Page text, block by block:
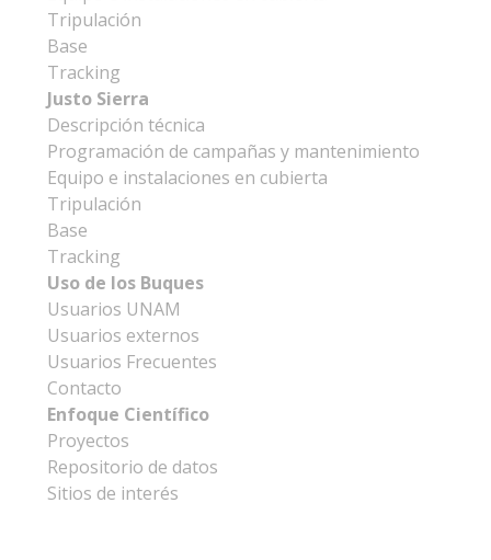
Tripulación
Base
Tracking
Justo Sierra
Descripción técnica
Programación de campañas y mantenimiento
Equipo e instalaciones en cubierta
Tripulación
Base
Tracking
Uso de los Buques
Usuarios UNAM
Usuarios externos
Usuarios Frecuentes
Contacto
Enfoque Científico
Proyectos
Repositorio de datos
Sitios de interés